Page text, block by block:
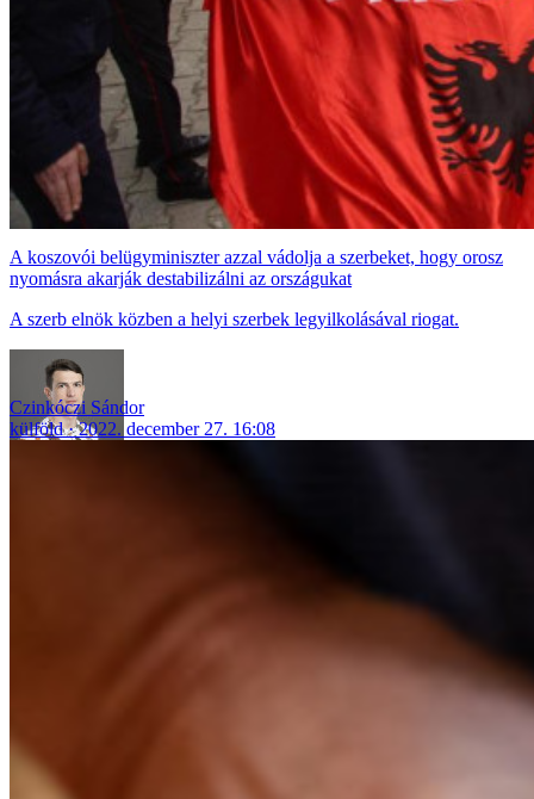
A koszovói belügyminiszter azzal vádolja a szerbeket, hogy orosz
nyomásra akarják destabilizálni az országukat
A szerb elnök közben a helyi szerbek legyilkolásával riogat.
Czinkóczi Sándor
külföld
2022. december 27. 16:08